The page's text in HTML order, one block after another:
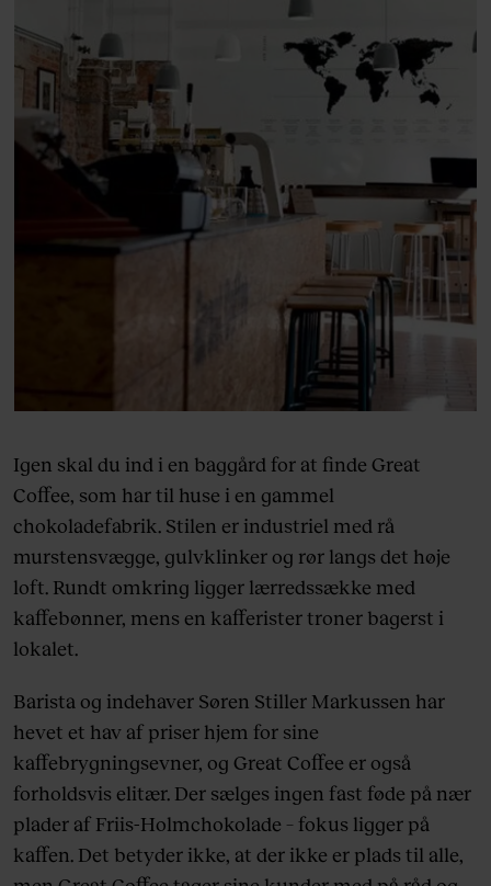
Igen skal du ind i en baggård for at finde Great
Coffee, som har til huse i en gammel
chokoladefabrik. Stilen er industriel med rå
murstensvægge, gulvklinker og rør langs det høje
loft. Rundt omkring ligger lærredssække med
kaffebønner, mens en kafferister troner bagerst i
lokalet.
Barista og indehaver Søren Stiller Markussen har
hevet et hav af priser hjem for sine
kaffebrygningsevner, og Great Coffee er også
forholdsvis elitær. Der sælges ingen fast føde på nær
plader af Friis-Holmchokolade – fokus ligger på
kaffen. Det betyder ikke, at der ikke er plads til alle,